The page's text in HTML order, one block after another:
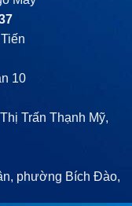
10
Trấn Thạnh Mỹ,
phường Bích Đào,